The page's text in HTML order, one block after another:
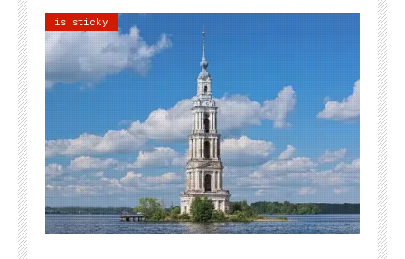
is sticky